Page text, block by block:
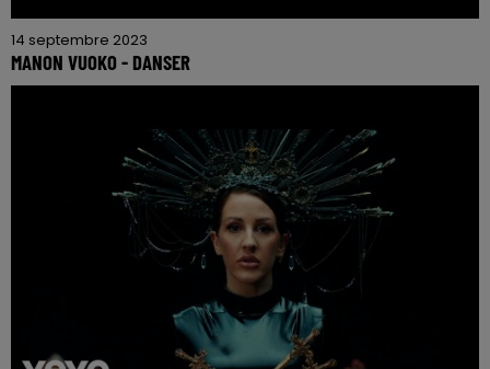
14 septembre 2023
MANON VUOKO - DANSER